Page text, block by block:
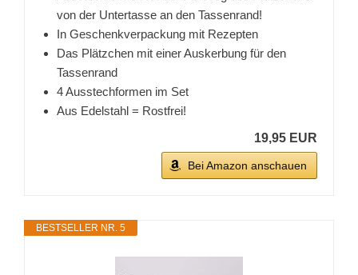
von der Untertasse an den Tassenrand!
In Geschenkverpackung mit Rezepten
Das Plätzchen mit einer Auskerbung für den
Tassenrand
4 Ausstechformen im Set
Aus Edelstahl = Rostfrei!
19,95 EUR
Bei Amazon anschauen
BESTSELLER NR. 5